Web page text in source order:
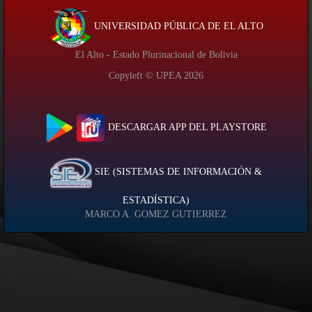
UNIVERSIDAD PÚBLICA DE EL ALTO
El Alto - Estado Plurinacional de Bolivia
Copyleft © UPEA 2026
DESCARGAR APP DEL PLAYSTORE
SIE (SISTEMAS DE INFORMACIÓN &
ESTADÍSTICA)
MARCO A. GOMEZ GUTIERREZ